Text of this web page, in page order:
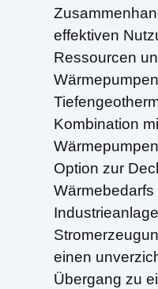
effektiven
Ressourcen
Kombination
Option zur
einen
Übergang zu